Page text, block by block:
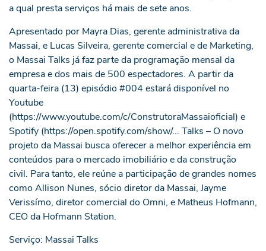
a qual presta serviços há mais de sete anos.
Apresentado por Mayra Dias, gerente administrativa da
Massai, e Lucas Silveira, gerente comercial e de Marketing,
o Massai Talks já faz parte da programação mensal da
empresa e dos mais de 500 espectadores. A partir da
quarta-feira (13) episódio #004 estará disponível no
Youtube
(https://www.youtube.com/c/ConstrutoraMassaioficial) e
Spotify (https://open.spotify.com/show/... Talks – O novo
projeto da Massai busca oferecer a melhor experiência em
conteúdos para o mercado imobiliário e da construção
civil. Para tanto, ele reúne a participação de grandes nomes
como Allison Nunes, sócio diretor da Massai, Jayme
Verissímo, diretor comercial do Omni, e Matheus Hofmann,
CEO da Hofmann Station.
Serviço: Massai Talks